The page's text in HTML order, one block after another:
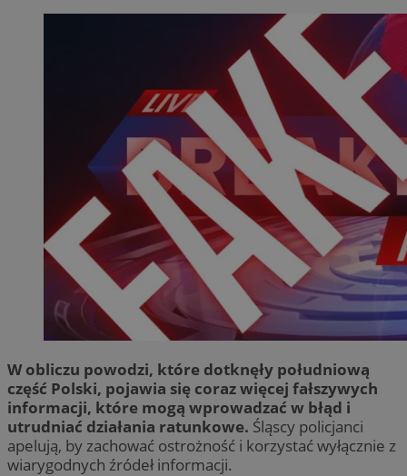
W obliczu powodzi, które dotknęły południową
część Polski, pojawia się coraz więcej fałszywych
informacji, które mogą wprowadzać w błąd i
utrudniać działania ratunkowe. Śląscy policjanci
apelują, by zachować ostrożność i korzystać wyłącznie z
wiarygodnych źródeł informacji.